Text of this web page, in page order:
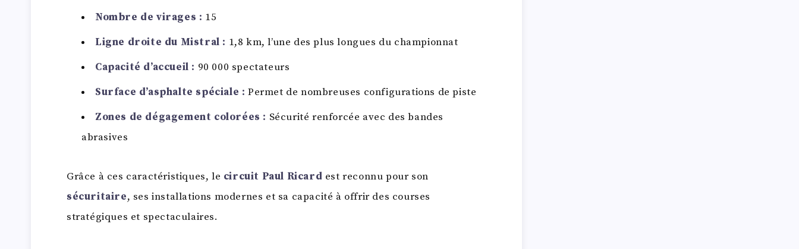
Nombre de virages : 15
Ligne droite du Mistral : 1,8 km, l’une des plus longues du championnat
Capacité d’accueil : 90 000 spectateurs
Surface d’asphalte spéciale : Permet de nombreuses configurations de piste
Zones de dégagement colorées : Sécurité renforcée avec des bandes
abrasives
Grâce à ces caractéristiques, le circuit Paul Ricard est reconnu pour son
sécuritaire, ses installations modernes et sa capacité à offrir des courses
stratégiques et spectaculaires.